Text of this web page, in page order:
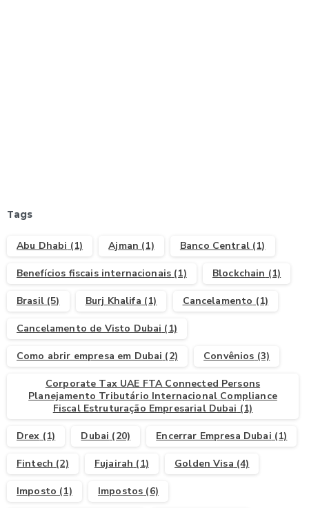
Tags
Abu Dhabi (1) Ajman (1) Banco Central(1)
Benefícios fiscais internacionais (1) Blockchain (1)
Brasil(5) Burj Khalifa (1) Cancelamento (1)
Cancelamento de Visto Dubai (1)
Como abrir empresa em Dubai (2) Convênios (3)
Corporate Tax UAE FTA Connected Persons
Planejamento Tributário Internacional Compliance
Fiscal Estruturação Empresarial Dubai (1)
Drex (1) Dubai (20) Encerrar Empresa Dubai (1)
Fintech (2) Fujairah (1) Golden Visa (4)
Imposto (1) Impostos (6)